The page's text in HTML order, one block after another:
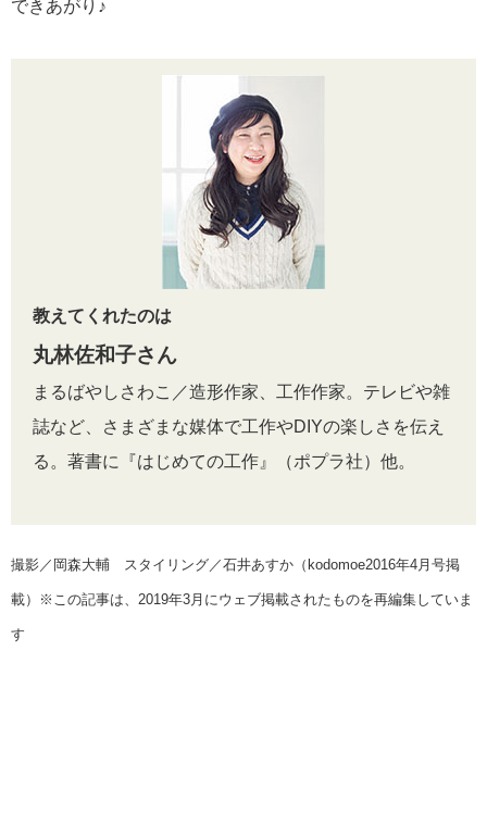
できあがり♪
教えてくれたのは
丸林佐和子さん
まるばやしさわこ／造形作家、工作作家。テレビや雑
誌など、さまざまな媒体で工作やDIYの楽しさを伝え
る。著書に『はじめての工作』（ポプラ社）他。
撮影／岡森大輔 スタイリング／石井あすか（kodomoe2016年4月号掲
載）※この記事は、2019年3月にウェブ掲載されたものを再編集していま
す